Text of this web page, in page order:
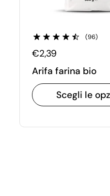
(96)
€2,39
Arifa farina bio
Scegli le